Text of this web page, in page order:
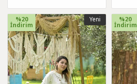
Yeni
%20
İndirim
%20
İndirim